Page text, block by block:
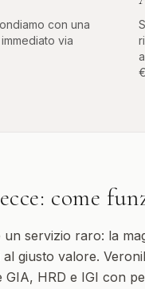
con una
via
: come
servizio raro: la
giusto valore.
HRD e IGI con